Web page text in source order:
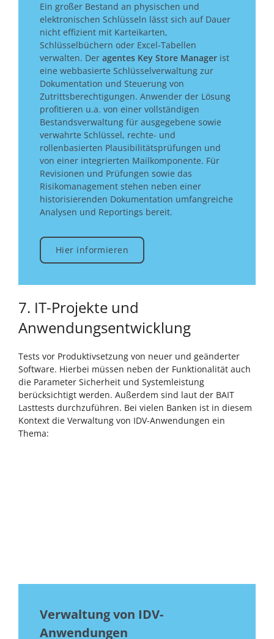
Ein großer Bestand an physischen und
elektronischen Schlüsseln lässt sich auf Dauer
nicht effizient mit Karteikarten,
Schlüsselbüchern oder Excel-Tabellen
verwalten. Der agentes Key Store Manager ist
eine webbasierte Schlüsselverwaltung zur
Dokumentation und Steuerung von
Zutrittsberechtigungen. Anwender der Lösung
profitieren u.a. von einer vollständigen
Bestandsverwaltung für ausgegebene sowie
verwahrte Schlüssel, rechte- und
rollenbasierten Plausibilitätsprüfungen und
von einer integrierten Mailkomponente. Für
Revisionen und Prüfungen sowie das
Risikomanagement stehen neben einer
historisierenden Dokumentation umfangreiche
Analysen und Reportings bereit.
Hier informieren
7. IT-Projekte und
Anwendungsentwicklung
Tests vor Produktivsetzung von neuer und geänderter
Software. Hierbei müssen neben der Funktionalität auch
die Parameter Sicherheit und Systemleistung
berücksichtigt werden. Außerdem sind laut der BAIT
Lasttests durchzuführen. Bei vielen Banken ist in diesem
Kontext die Verwaltung von IDV-Anwendungen ein
Thema:
Verwaltung von IDV-
Anwendungen